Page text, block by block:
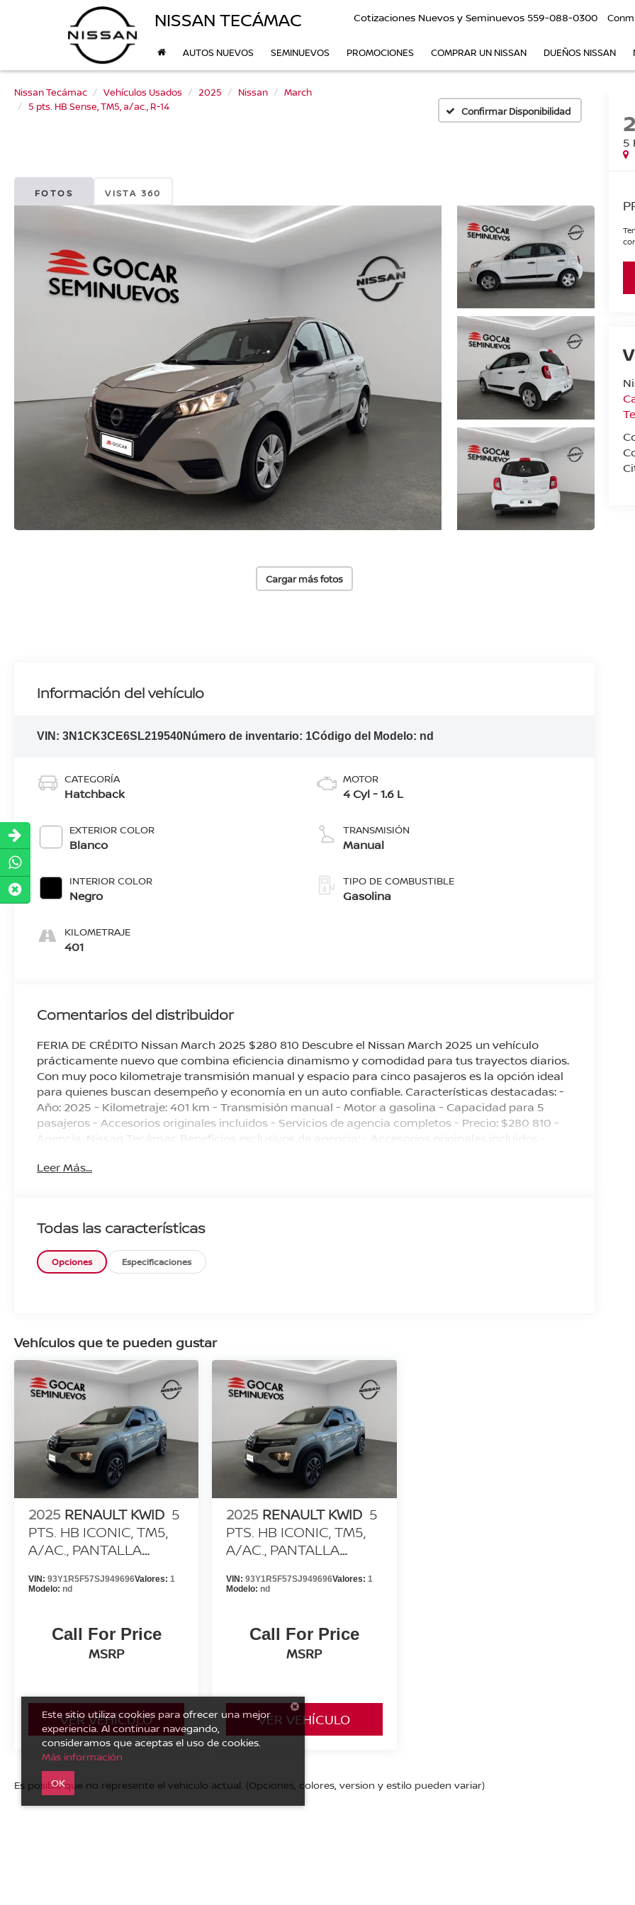
NISSAN TECÁMAC Cotizaciones Nuevos y Seminuevos 559-088-0300
AUTOS NUEVOS SEMINUEVOS PROMOCIONES COMPRAR UN NISSAN DUEÑOS NISSAN
Nissan Tecámac Vehículos Usados 2025 Nissan
March
5 pts. HB Sense, TM5, a/ac., R-14
Confirmar Disponibilidad
FOTOS VISTA 360
Cargar más fotos
5
Información del vehículo
VIN:3N1CK3CE6SL219540Número de inventario: 1Código del Modelo: nd
CATEGORÍA
Hatchback
EXTERIOR COLOR
Blanco
INTERIOR COLOR
Negro
KILOMETRAJE
401
MOTOR
4 Cyl - 1.6 L
TRANSMISIÓN
Manual
TIPO DE COMBUSTIBLE
Gasolina
Comentarios del distribuidor
FERIA DE CRÉDITO Nissan March 2025 $280 810 Descubre el Nissan March 2025 un vehículo
prácticamente nuevo que combina eficiencia dinamismo y comodidad para tus trayectos diarios.
Con muy poco kilometraje transmisión manual y espacio para cinco pasajeros es la opción ideal
para quienes buscan desempeño y economía en un auto confiable. Características destacadas: -
Año: 2025 - Kilometraje: 401 km - Transmisión manual - Motor a gasolina - Capacidad para 5
pasajeros - Accesorios originales incluidos - Servicios de agencia completos - Precio: $280 810 -
Agencia: Nissan Tecámac Beneficios exclusivos de agencia: - Accesorios originales incluidos -
desde 20% de enganche! ¡Tu Nissan March te espera en Nissan Tecámac! Pregunta por
Leer Más...
Todas las características
Opciones Especificaciones
Vehículos que te pueden gustar
2025 RENAULT KWID 5
PTS. HB ICONIC, TM5,
A/AC., PANTALLA
VIN: 93Y1R5F57SJ949696Valores: 1
Modelo: nd
Call For Price
MSRP
VER VEHÍCULO
2025 RENAULT KWID 5
PTS. HB ICONIC, TM5,
A/AC., PANTALLA
VIN:93Y1R5F57SJ949696Valores:1
Modelo:nd
Call For Price
MSRP
VER VEHÍCULO
Es posible que no represente el vehiculo actual. (Opciones, colores, version y estilo pueden variar)
Este sitio utiliza cookies para ofrecer una mejor
experiencia. Al continuar navegando,
consideramos que aceptas el uso de cookies.
Más información
OK